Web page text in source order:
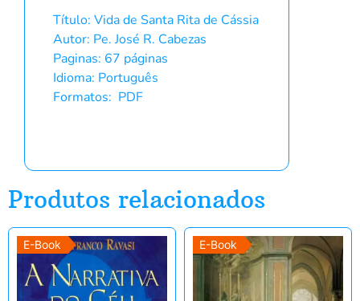
Título: Vida de Santa Rita de Cássia
Autor: Pe. José R. Cabezas
Paginas: 67 páginas
Idioma: Português
Formatos: PDF
Produtos relacionados
E-Book E-Book